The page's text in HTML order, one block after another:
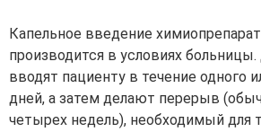
Капельное введение
производится в условиях
вводят пациенту в течение одного
дней, а затем делают перерыв
четырех недель), необходимый для